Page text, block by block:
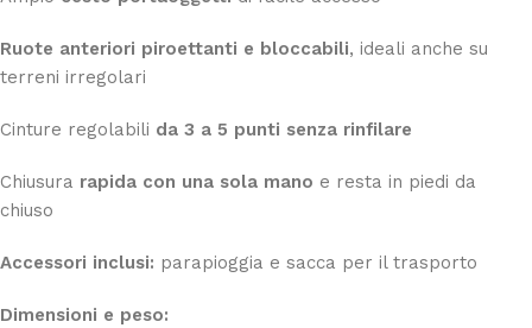
Ruote anteriori piroettanti e bloccabili, ideali anche su
terreni irregolari
Cinture regolabili da 3 a 5 punti senza rinfilare
Chiusura rapida con una sola mano e resta in piedi da
chiuso
Accessori inclusi: parapioggia e sacca per il trasporto
Dimensioni e peso: